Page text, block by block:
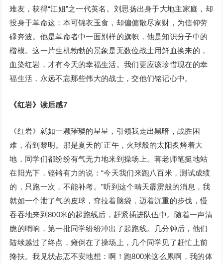
难友，获得“江姐”之一代英名。刘思扬出身于大地主家庭，却
投身于革命这；本可锦衣玉食，却偏偏散尽家财，为信仰劳
碌奔波。他是革命者中一面别样的旗帜，他是知识分子中的
楷模。这一片生机勃勃的景象是无数位战士用鲜血换来的，
血染红岩，才有今天的幸福生活。我们更应该珍惜现在的幸
福生活，永远不忘那些伟大的战士，交他们铭记心中。
《红岩》读后感7
《红岩》就如一颗璀璨的星星，引领我走出黑暗，战胜困
难，看到黎明。那是夏天的`正午，火球般的太阳炙烤着大
地，同学们都纷纷有气无力地来到操场上。蒋老师笔挺地站
在阳光下，铿锵有力的说：“今天我们来跑八百米，测试成绩
的，只跑一次，不能补考。”听到这个晴天霹雳般的消息，我
就如一个泄了气的皮球，耷拉着脑袋，迈着沉重的步伐，慢
吞吞地来到800米的起跑线后，赶紧插进队伍中。随着一声清
脆的哨响，第一批同学纷纷冲出了起跑线。几分钟后，他们
陆续越过了终点，瘫倒在了操场上，几个同学见了赶忙上前
搀扶。我见状忐忑不安地想：啊！跑800米这么累啊，我的体